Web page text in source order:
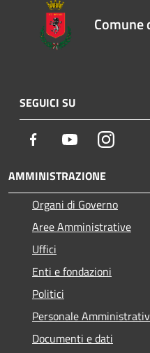
Comune
SEGUICI SU
Facebook Youtube
AMMINISTRAZIONE
Organi di Governo
Aree Amministrative
Uffici
Enti e fondazioni
Politici
Personale
Documenti e dati